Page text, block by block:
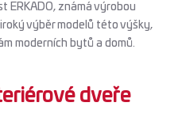
ERKADO, známá výrobou
výběr modelů této výšky,
moderních bytů a domů.
dveře